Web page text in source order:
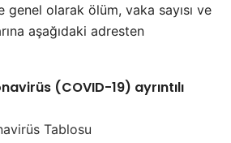
genel olarak ölüm, vaka sayısı ve
aşağıdaki adresten
(COVID-19) ayrıntılı
Tablosu